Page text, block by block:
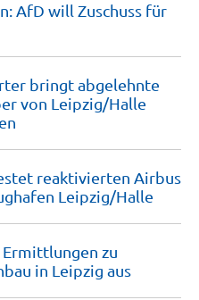
AfD will Zuschuss für
bringt abgelehnte
von Leipzig/Halle
reaktivierten Airbus
Leipzig/Halle
zu
in Leipzig aus